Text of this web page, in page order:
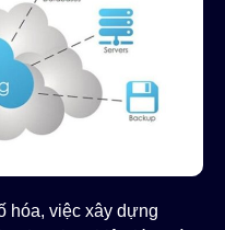
hóa, việc xây dựng